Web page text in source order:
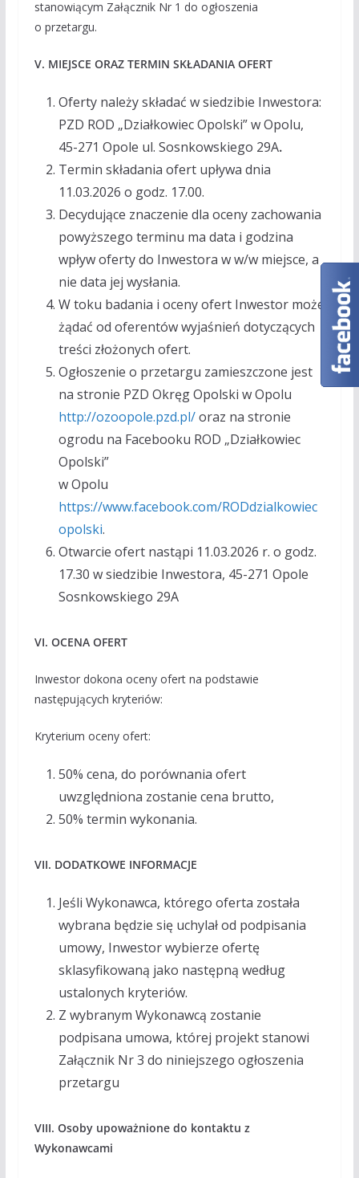
stanowiącym Załącznik Nr 1 do ogłoszenia
o przetargu.
V. MIEJSCE ORAZ TERMIN SKŁADANIA OFERT
Oferty należy składać w siedzibie Inwestora:
PZD ROD „Działkowiec Opolski” w Opolu,
45-271 Opole ul. Sosnkowskiego 29A.
Termin składania ofert upływa dnia
11.03.2026 o godz. 17.00.
Decydujące znaczenie dla oceny zachowania
powyższego terminu ma data i godzina
wpływ oferty do Inwestora w w/w miejsce, a
nie data jej wysłania.
W toku badania i oceny ofert Inwestor może
żądać od oferentów wyjaśnień dotyczących
treści złożonych ofert.
Ogłoszenie o przetargu zamieszczone jest
na stronie PZD Okręg Opolski w Opolu
http://ozoopole.pzd.pl/oraz na stronie
ogrodu na Facebooku ROD „Działkowiec
Opolski”
w Opolu
https://www.facebook.com/RODdzialkowiec
opolski.
Otwarcie ofert nastąpi 11.03.2026 r. o godz.
17.30 w siedzibie Inwestora, 45-271 Opole
Sosnkowskiego 29A
VI. OCENA OFERT
Inwestor dokona oceny ofert na podstawie
następujących kryteriów:
Kryterium oceny ofert:
50% cena, do porównania ofert
uwzględniona zostanie cena brutto,
50% termin wykonania.
VII. DODATKOWE INFORMACJE
Jeśli Wykonawca, którego oferta została
wybrana będzie się uchylał od podpisania
umowy, Inwestor wybierze ofertę
sklasyfikowaną jako następną według
ustalonych kryteriów.
Z wybranym Wykonawcą zostanie
podpisana umowa, której projekt stanowi
Załącznik Nr 3 do niniejszego ogłoszenia
przetargu
VIII. Osoby upoważnione do kontaktu z
Wykonawcami